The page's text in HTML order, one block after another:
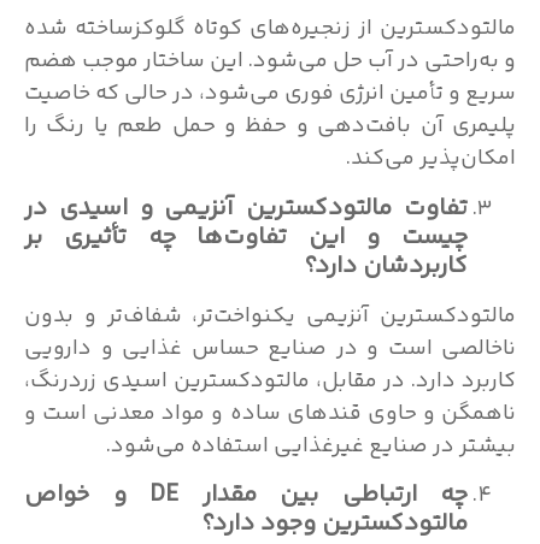
مالتودکسترین از زنجیره‌های کوتاه گلوکزساخته شده
و به‌راحتی در آب حل می‌شود. این ساختار موجب هضم
سریع و تأمین انرژی فوری می‌شود، در حالی که خاصیت
پلیمری آن بافت‌دهی و حفظ و حمل طعم یا رنگ را
امکان‌پذیر می‌کند.
تفاوت مالتودکسترین آنزیمی و اسیدی در
چیست و این تفاوت‌ها چه تأثیری بر
کاربردشان دارد؟
مالتودکسترین آنزیمی یکنواخت‌تر، شفاف‌تر و بدون
ناخالصی است و در صنایع حساس غذایی و دارویی
کاربرد دارد. در مقابل، مالتودکسترین اسیدی زردرنگ،
ناهمگن و حاوی قندهای ساده و مواد معدنی است و
بیشتر در صنایع غیرغذایی استفاده می‌شود.
چه ارتباطی بین مقدار DE و خواص
مالتودکسترین وجود دارد؟